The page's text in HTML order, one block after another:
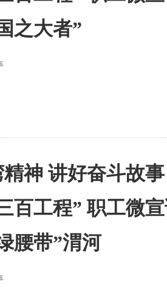
之大者”
神 讲好奋斗故
百工程” 职工微
腰带”渭河